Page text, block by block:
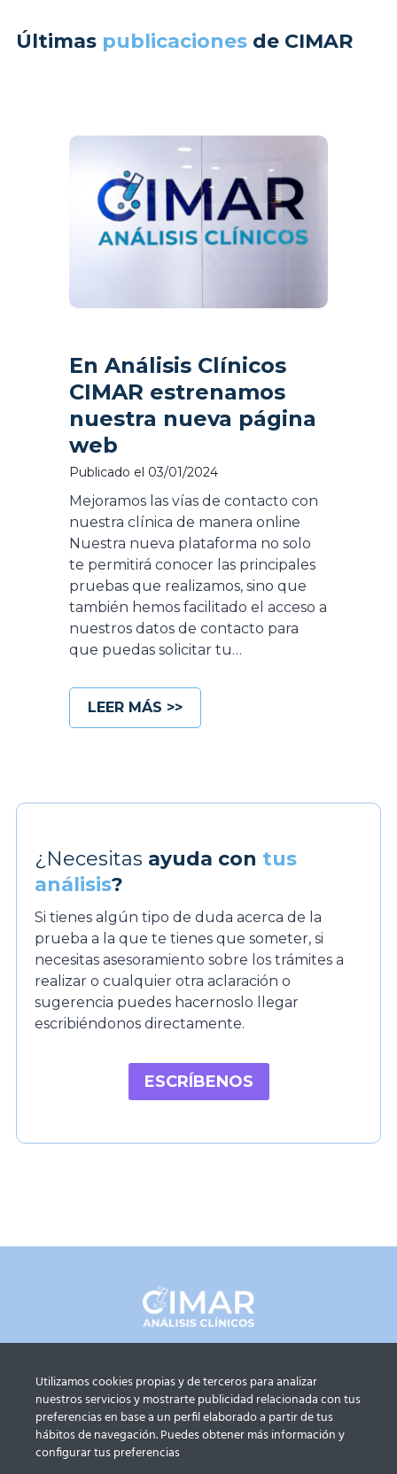
Últimas publicaciones de CIMAR
En Análisis Clínicos
CIMAR estrenamos
nuestra nueva página
web
Publicado el 03/01/2024
Mejoramos las vías de contacto con
nuestra clínica de manera online
Nuestra nueva plataforma no solo
te permitirá conocer las principales
pruebas que realizamos, sino que
también hemos facilitado el acceso a
nuestros datos de contacto para
que puedas solicitar tu…
LEER MÁS >>E
n
s
C
l
í
n
i
c
s
C
n
a
m
s
n
u
¿Necesitas ayuda con tus
análisis?
Si tienes algún tipo de duda acerca de la
prueba a la que te tienes que someter, si
necesitas asesoramiento sobre los trámites a
realizar o cualquier otra aclaración o
sugerencia puedes hacernoslo llegar
escribiéndonos directamente.
ESCRÍBENOS
Aviso Legal-Política Privacidad
Utilizamos cookies propias y de terceros para analizar
nuestros servicios y mostrarte publicidad relacionada con tus
preferencias en base a un perfil elaborado a partir de tus
hábitos de navegación. Puedes obtener más información y
configurar tus preferencias